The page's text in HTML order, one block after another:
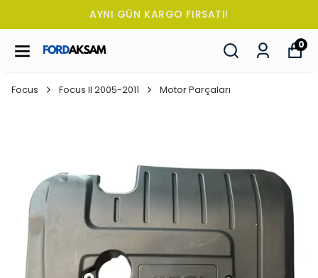
TÜM SİPARİŞLERDE OTO KOKUSU
0
Focus Focus II 2005-2011 Motor Parçaları